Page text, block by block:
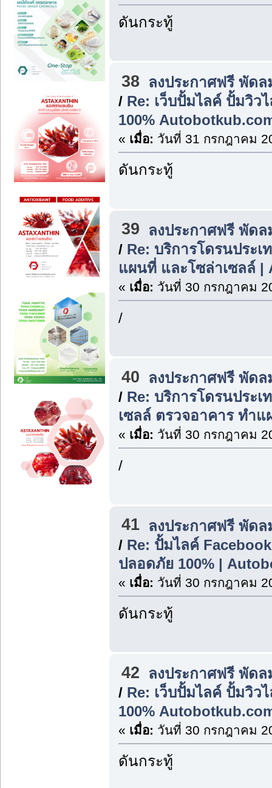
ดันกระทู้
38 ลงประกาศฟรี พัด
/ Re: เว็บปั้มไลค์ ปั้มวิ
100%
« เมื่อ: วันที่ 31 กรกฎาคม
ดันกระทู้
39
ลงประกาศฟรี พัด
/ Re: บริการโดรนประ
แผนที่ และโซล่าเซลล์ |
« เมื่อ: วันที่ 30 กรกฎาคม
/
40
ลงประกาศฟรี พัด
/ Re: บริการโดรนประเ
เซลล์ ตรวจอาคาร ทำแ
« เมื่อ: วันที่ 30 กรกฎาคม
/
41 ลงประกาศฟรี พัด
/ Re: ปั้มไลค์
ปลอดภัย 100% |
« เมื่อ: วันที่ 30 กรกฎาคม
ดันกระทู้
42
ลงประกาศฟรี พัด
/ Re: เว็บปั้มไลค์ ปั้มวิ
100%
« เมื่อ: วันที่ 30 กรกฎาคม
ดันกระทู้